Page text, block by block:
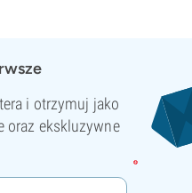
i otrzymuj jako
oraz ekskluzywne